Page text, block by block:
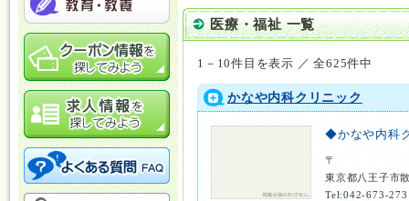
医療・福祉 一覧
1－10件目を表示 ／ 全625件中
かなや内科クリニック
◆かなや内科
〒
東京都八王子市
Tel:042-673-